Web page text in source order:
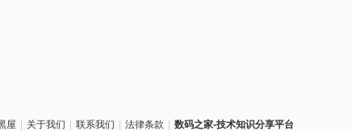
屋 关于我们 联系我们 法律条款 数码之家-技术知识分享平台